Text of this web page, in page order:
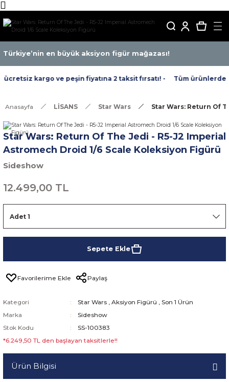
Türkiye’nin en büyük aksiyon figür mağazası!
kargo ve peşin fiyatına 2 taksit fırsatı! - Tüm ürünlerde
Anasayfa LİSANS Star Wars Star Wars: Return Of
Star Wars: Return Of The Jedi - R5-J2 Imperial
Astromech Droid 1/6 Scale Koleksiyon Figürü
Sideshow
12.499,00 TL
Sepete Ekle
Paylaş
Kategori Star Wars , Aksiyon Figürü , Son 1 Ürün
Marka
Sideshow
Stok Kodu
SS-100383
*6.249,50 TL den başlayan taksitlerle!!
Ürün Bilgisi